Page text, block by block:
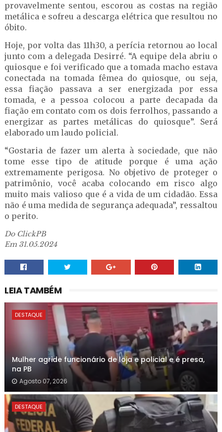
provavelmente sentou, escorou as costas na região
metálica e sofreu a descarga elétrica que resultou no
óbito.
Hoje, por volta das 11h30, a perícia retornou ao local
junto com a delegada Desirré. “A equipe dela abriu o
quiosque e foi verificado que a tomada macho estava
conectada na tomada fêmea do quiosque, ou seja,
essa fiação passava a ser energizada por essa
tomada, e a pessoa colocou a parte decapada da
fiação em contato com os dois ferrolhos, passando a
energizar as partes metálicas do quiosque”. Será
elaborado um laudo policial.
“Gostaria de fazer um alerta à sociedade, que não
tome esse tipo de atitude porque é uma ação
extremamente perigosa. No objetivo de proteger o
patrimônio, você acaba colocando em risco algo
muito mais valioso que é a vida de um cidadão. Essa
não é uma medida de segurança adequada”, ressaltou
o perito.
Do ClickPB
Em 31.05.2024
LEIA TAMBÉM
DESTAQUE
Mulher agride funcionário de loja e policial e é presa,
na PB
Agosto 07, 2026
DESTAQUE